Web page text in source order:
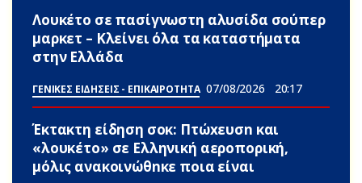
Λουκέτο σε πασίγνωστη αλυσίδα σούπερ
μαρκετ – Κλείνει όλα τα καταστήματα
στην Ελλάδα
ΓΕΝΙΚΕΣ ΕΙΔΗΣΕΙΣ - ΕΠΙΚΑΙΡΟΤΗΤΑ 07/08/2026 20:17
Έκτακτη είδηση σoκ: Πτώxευσn και
«λουκέτο» σε Ελληνική αεροπορική,
μόλις ανακοινώθnκε ποια είναι